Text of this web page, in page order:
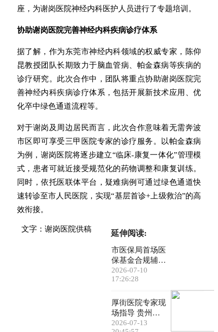
座，为谢岗医院神经内科医护人员进行了专题培训。
协助谢岗医院完善神经内科疾病诊疗体系
据了解，作为东莞市神经内科领域的权威专家，陈仰
昆教授团队长期致力于脑血管病、帕金森病等疾病的
诊疗研究。此次合作中，团队将重点协助谢岗医院完
善神经内科疾病诊疗体系，包括开展新技术应用、优
化卒中绿色通道流程等。
对于谢岗及周边居民而言，此次合作意味着无需奔波
市区即可享受三甲医院专家的诊疗服务。以帕金森病
为例，谢岗医院将逐步建立“临床-康复一体化”管理模
式，患者可就近接受规范化的药物调整和康复训练。
同时，依托医联体平台，疑难病例可通过绿色通道快
速转诊至市人民医院，实现“基层首诊+上级救治”的高
效衔接。
文字：谢岗医院供稿 延伸阅读:
市医保局首场医
保基金合规辅导
课堂开讲
2026-07-10
17:26:28
厚街医院专家现
场指导 贵州石
阡医院开展首例
2026-07-13